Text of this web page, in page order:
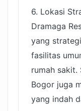
6. Lokasi
Dramaga
yang
fasilitas
rumah sakit.
Bogor juga
yang indah